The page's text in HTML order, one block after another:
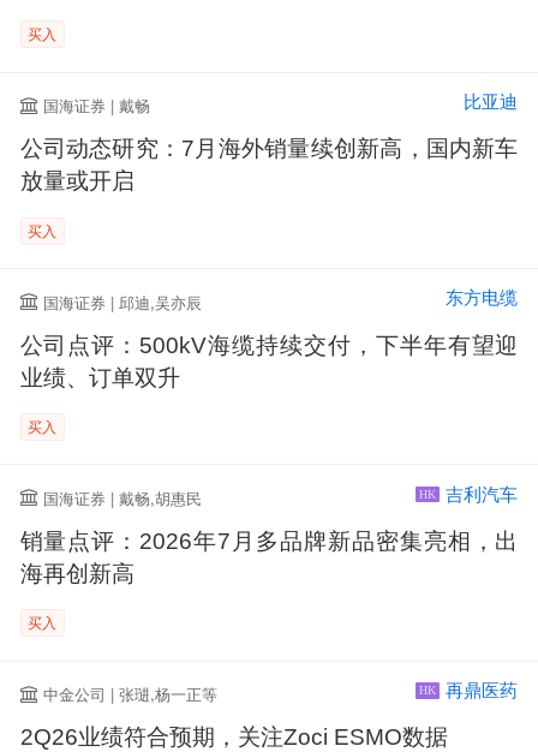
买入
国海证券 | 戴畅 比亚迪
公司动态研究：7月海外销量续创新高，国内新车
放量或开启
买入
国海证券 | 邱迪,吴亦辰 东方电缆
公司点评：500kV海缆持续交付，下半年有望迎
业绩、订单双升
买入
国海证券 | 戴畅,胡惠民 HK 吉利汽车
销量点评：2026年7月多品牌新品密集亮相，出
海再创新高
买入
中金公司 | 张琎,杨一正等 HK 再鼎医药
2Q26业绩符合预期，关注Zoci ESMO数据